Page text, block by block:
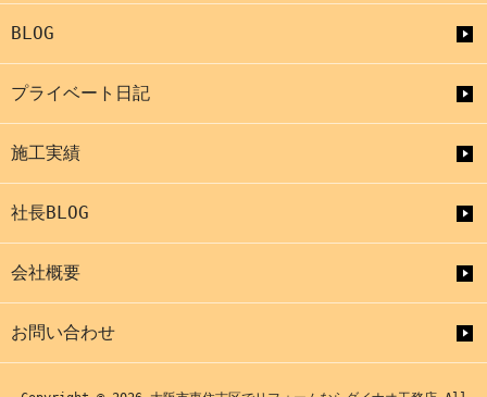
BLOG
プライベート日記
施工実績
社長BLOG
会社概要
お問い合わせ